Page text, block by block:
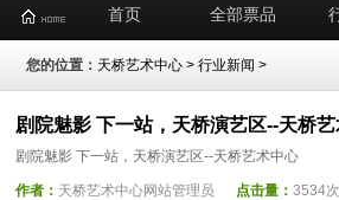
首页 全部票品
您的位置： 天桥艺术中心 > 行业新闻 >
剧院魅影 下一站，天桥演艺区--天桥
剧院魅影 下一站，天桥演艺区--天桥艺术中心
作者： 天桥艺术中心网站管理员 点击量： 3534次